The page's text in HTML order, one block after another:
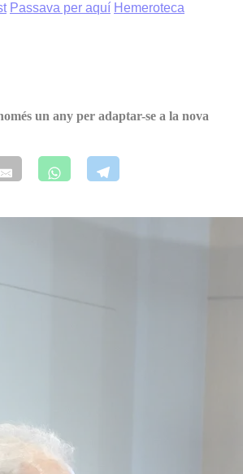
Passava per aquí Hemeroteca
un any per adaptar-se a la nova